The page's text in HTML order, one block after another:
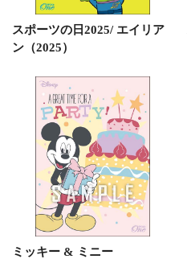
スポーツの日2025/ エイリア
ン（2025）
ミッキー & ミニー